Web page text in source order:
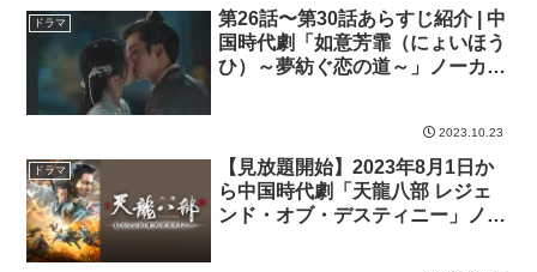
ドラマ
第26話〜第30話あらすじ紹介 | 中
国時代劇「如意芳霏（にょいほう
ひ）～夢紡ぐ恋の道～」ノーカッ
2023.10.23
ドラマ
【見放題開始】2023年8月1日か
ら中国時代劇「天龍八部 レジェ
ンド・オブ・デスティニー」ノー